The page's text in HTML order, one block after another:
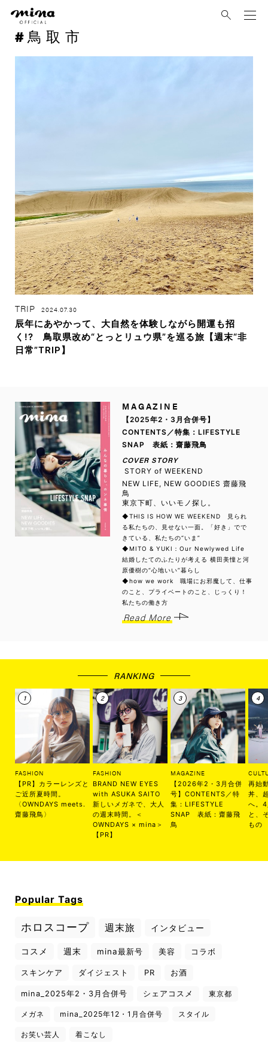
鳥取市
TRIP 2024.07.30
辰年にあやかって、大自然を体験しながら開運も招
く!? 鳥取県改め“とっとリュウ県”を巡る旅【週末“非
日常”TRIP】
MAGAZINE
【2025年2・3月合併号】
CONTENTS／特集：LIFESTYLE
SNAP 表紙：齋藤飛鳥
COVER STORY
STORY of WEEKEND
NEW LIFE, NEW GOODIES 齋藤飛
鳥
東京下町、いいモノ探し。
◆THIS IS HOW WE WEEKEND 見られ
る私たちの、見せない一面。「好き」でで
きている、私たちの“いま”
◆MITO & YUKI：Our Newlywed Life
結婚したてのふたりが考える 横田美憧と河
原優樹の“心地いい”暮らし
◆how we work 職場にお邪魔して、仕事
のこと、プライベートのこと、じっくり！
私たちの働き方
Read More
RANKING
FASHION
【PR】カラーレンズと
ご近所夏時間。
〈OWNDAYS meets.
齋藤飛鳥〉
FASHION
BRAND NEW EYES
with ASUKA SAITO
新しいメガネで、大人
の週末時間。＜
OWNDAYS × mina＞
【PR】
MAGAZINE
【2026年2・3月合併
号】CONTENTS／特
集：LIFESTYLE
SNAP 表紙：齋藤飛
鳥
再始
丼、
へ。
と、
もの
Popular Tags
ホロスコープ 週末旅 インタビュー
コスメ 週末 mina最新号 美容 コラボ
スキンケア ダイジェスト PR お酒
mina_2025年2・3月合併号 シェアコスメ 東京都
メガネ mina_2025年12・1月合併号 スタイル
お笑い芸人 着こなし